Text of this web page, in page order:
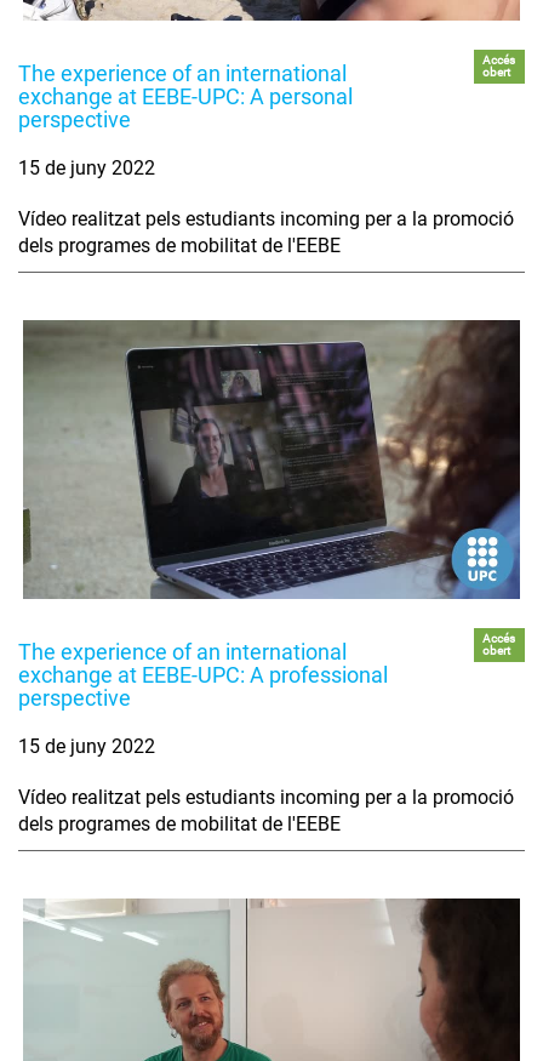
The experience of an international
exchange at EEBE-UPC: A personal
perspective
Accés
obert
15 de juny 2022
Vídeo realitzat pels estudiants incoming per a la promoció
dels programes de mobilitat de l'EEBE
The experience of an international
exchange at EEBE-UPC: A professional
perspective
Accés
obert
15 de juny 2022
Vídeo realitzat pels estudiants incoming per a la promoció
dels programes de mobilitat de l'EEBE